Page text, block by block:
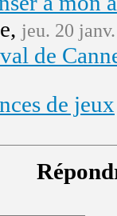
jeu. 20
de
de jeux